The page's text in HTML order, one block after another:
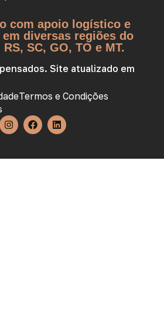
com apoio logístico e
diversas regiões do
SC, GO, TO e MT.
Site atualizado em
Termos e Condições